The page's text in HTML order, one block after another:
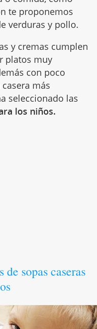
te proponemos
verduras y pollo.
y cremas cumplen
platos muy
con poco
más
seleccionado las
los niños.
de sopas caseras